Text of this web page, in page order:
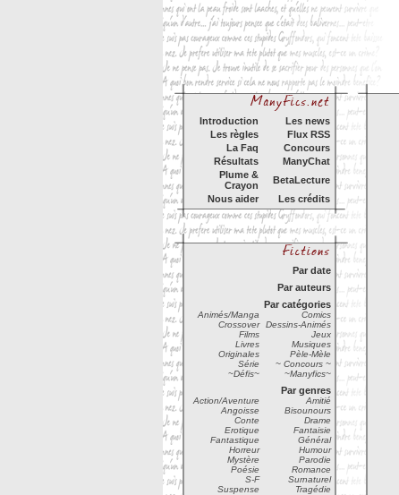
Introduction
Les news
Les règles
Flux RSS
La Faq
Concours
Résultats
ManyChat
Plume &
Crayon
BetaLecture
Nous aider
Les crédits
Par date
Par auteurs
Par catégories
Animés/Manga
Comics
Crossover
Dessins-Animés
Films
Jeux
Livres
Musiques
Originales
Pèle-Mèle
Série
~ Concours ~
~Défis~
~Manyfics~
Par genres
Action/Aventure
Amitié
Angoisse
Bisounours
Conte
Drame
Erotique
Fantaisie
Fantastique
Général
Horreur
Humour
Mystère
Parodie
Poésie
Romance
S-F
Surnaturel
Suspense
Tragédie